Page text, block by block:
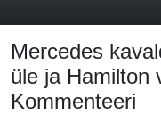
Mercedes
üle ja Hamilton
Kommenteeri